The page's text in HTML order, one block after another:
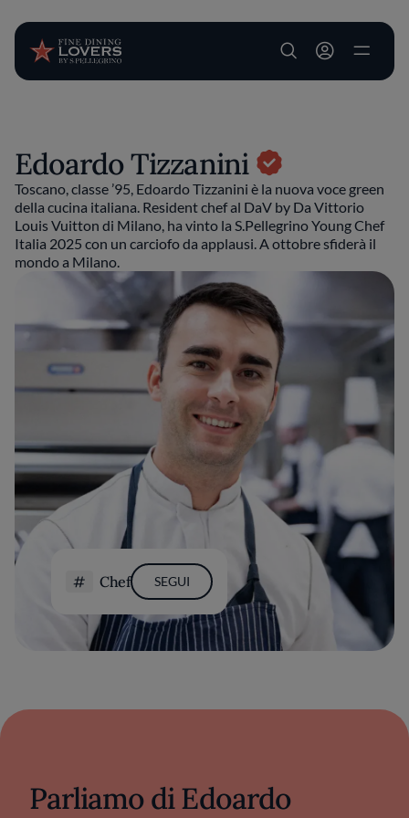
User account
Edoardo Tizzanini
Toscano, classe ’95, Edoardo Tizzanini è la nuova voce green
della cucina italiana. Resident chef al DaV by Da Vittorio
Louis Vuitton di Milano, ha vinto la S.Pellegrino Young Chef
Italia 2025 con un carciofo da applausi. A ottobre sfiderà il
mondo a Milano.
Chef SEGUI
Parliamo di Edoardo